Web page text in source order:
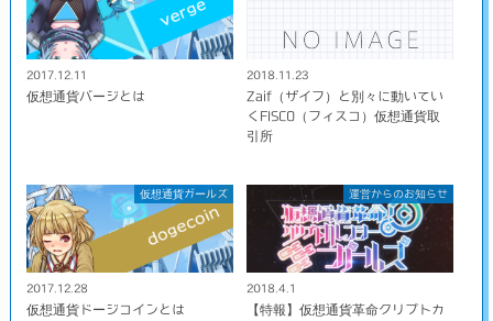
2017.12.11
仮想通貨バージとは
2018.11.23
Zaif（ザイフ）と別々に動いてい
くFISCO（フィスコ）仮想通貨取
引所
仮想通貨ガールズ
2017.12.28
仮想通貨ドージコインとは
運営からのお知らせ
2018.4.1
【特報】仮想通貨革命クリプトカ